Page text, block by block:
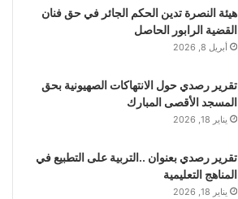
هيئة النصرة تدين الحكم الجائر في حق فنان
القضية الرابور الحاصل
أبريل 8, 2026
تقرير رصدي حول الانتهاكات الصهيونية بحق
المسجد الأقصى المبارك
يناير 18, 2026
تقرير رصدي بعنوان ..التربية على التطبيع في
المناهج التعليمية
يناير 18, 2026